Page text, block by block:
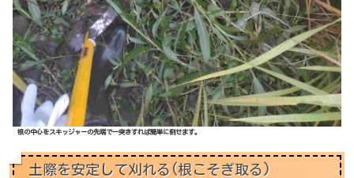
根の中心をスキッジャーの先端で一突きすれば簡単に倒せます。
土際を安定して刈れる(根こそぎ取る)